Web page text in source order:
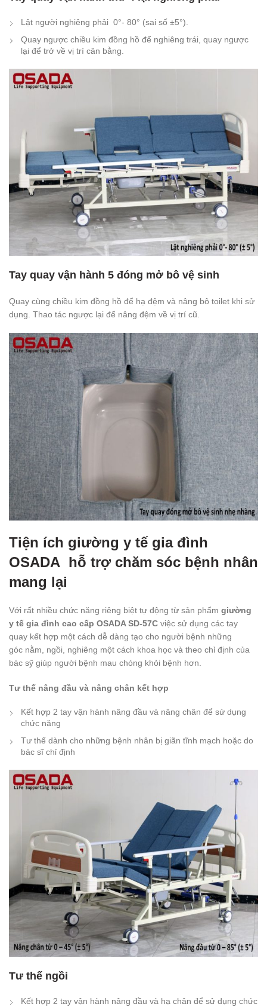
Lật người nghiêng phải 0°- 80° (sai số ±5°).
Quay ngược chiều kim đồng hồ để nghiêng trái, quay ngược
lại để trở về vị trí cân bằng.
Tay quay vận hành 5 đóng mở bô vệ sinh
Quay cùng chiều kim đồng hồ để hạ đệm và nâng bô toilet khi sử
dụng. Thao tác ngược lại để nâng đệm về vị trí cũ.
Tiện ích giường y tế gia đình
OSADA hỗ trợ chăm sóc bệnh nhân
mang lại
Với rất nhiều chức năng riêng biệt tự động từ sản phẩm giường
y tế gia đình cao cấp OSADA SD-57C việc sử dụng các tay
quay kết hợp một cách dễ dàng tạo cho người bệnh những
góc nằm, ngồi, nghiêng một cách khoa học và theo chỉ định của
bác sỹ giúp người bệnh mau chóng khỏi bệnh hơn.
Tư thế nâng đầu và nâng chân kết hợp
Kết hợp 2 tay vận hành nâng đầu và nâng chân để sử dụng
chức năng
Tư thế dành cho những bệnh nhân bị giãn tĩnh mạch hoặc do
bác sĩ chỉ định
Tư thế ngồi
Kết hợp 2 tay vận hành nâng đầu và hạ chân để sử dụng chức